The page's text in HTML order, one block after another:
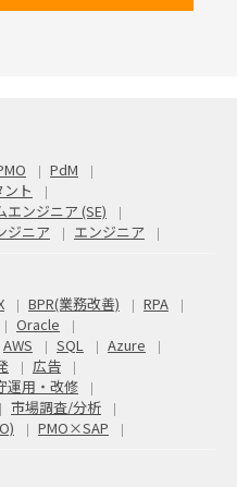
PdM
ト
エンジニア (SE)
ジニア エンジニア
BPR(業務改善)
RPA
Oracle
AWS SQL
Azure
広告
運用・改修
市場調査/分析
PMO×SAP